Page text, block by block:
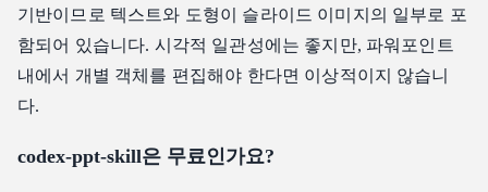
기반이므로 텍스트와 도형이 슬라이드 이미지의 일부로 포
함되어 있습니다. 시각적 일관성에는 좋지만, 파워포인트
내에서 개별 객체를 편집해야 한다면 이상적이지 않습니
다.
codex-ppt-skill은 무료인가요?